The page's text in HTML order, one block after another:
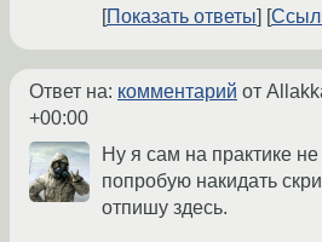
Показать ответы
Ответ на: комментарий от
+00:00
Ну я сам на практике
попробую накидать
отпишу здесь.